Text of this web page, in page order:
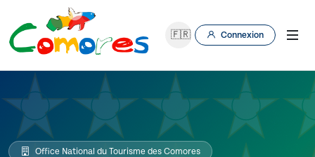
🇫🇷 Connexion
Office National du Tourisme des Comores